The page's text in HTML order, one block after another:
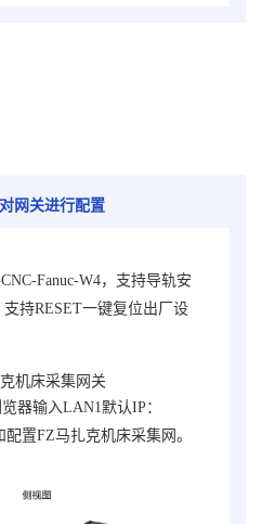
网关进行配置
Fanuc-W4，支持导轨安
持RESET一键复位出厂设
器输入LAN1默认IP：
配置FZ马扎克机床采集网。